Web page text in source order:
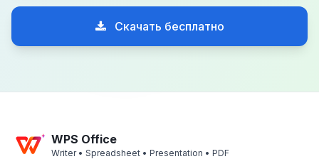
Скачать бесплатно
WPS Office
Writer • Spreadsheet • Presentation • PDF